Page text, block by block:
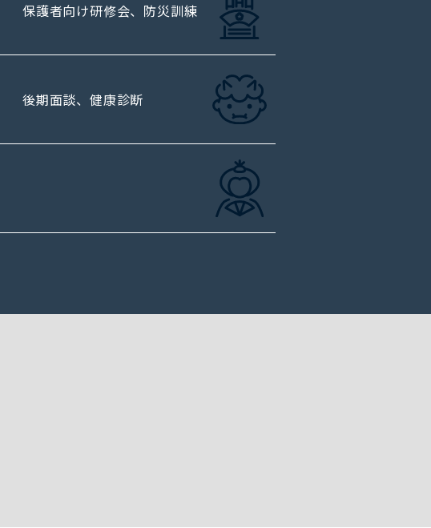
保護者向け研修会、防災訓練
後期面談、健康診断